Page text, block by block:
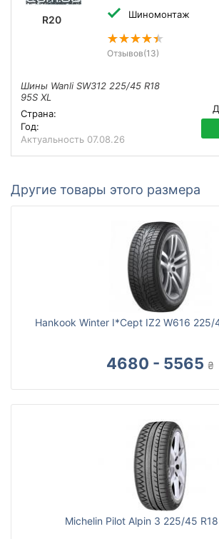
R20 Шиномонтаж
Отзывов(13)
Шины Wanli SW312 225/45 R18
95S XL
Страна:
Год:
Актуальность 07.08.26
Другие товары этого размера
Hankook Winter I*Cept IZ2 W616 225/
4680 - 5565 ₴
Michelin Pilot Alpin 3 225/45 R18